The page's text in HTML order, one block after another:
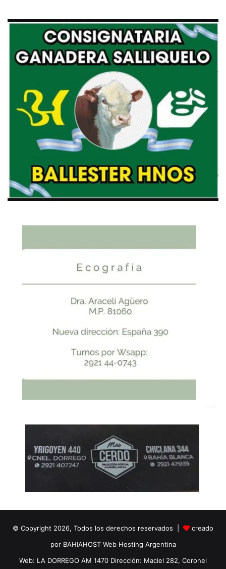
© Copyright 2026, Todos los derechos reservados |
creado
por BAHIAHOST Web Hosting Argentina
Web: LA DORREGO AM 1470 Dirección: Maciel 282, Coronel